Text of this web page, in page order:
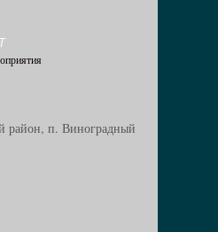
район, п. Виноградный